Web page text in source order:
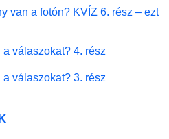
van a fotón? KVÍZ 6. rész – ezt
válaszokat? 4. rész
válaszokat? 3. rész